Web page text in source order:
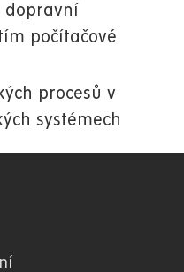
dopravní
počítačové
procesů v
systémech